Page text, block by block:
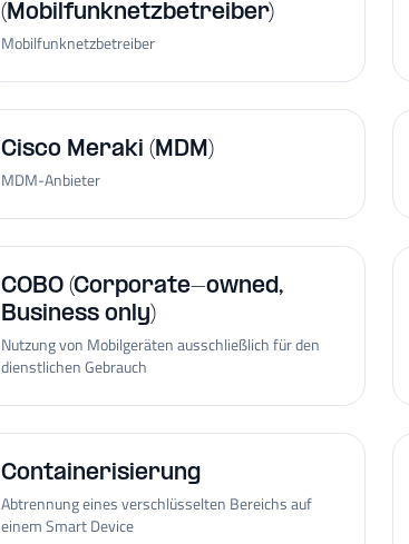
(Mobilfunknetzbetreiber)
Mobilfunknetzbetreiber
Cisco Meraki (MDM)
MDM-Anbieter
COBO (Corporate-owned,
Business only)
Nutzung von Mobilgeräten ausschließlich für den
dienstlichen Gebrauch
Containerisierung
Abtrennung eines verschlüsselten Bereichs auf
einem Smart Device